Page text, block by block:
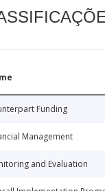
Funding
Management
and Evaluation